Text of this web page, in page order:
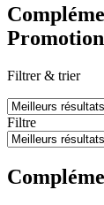
Promotion
Filtrer & trier
Filtre